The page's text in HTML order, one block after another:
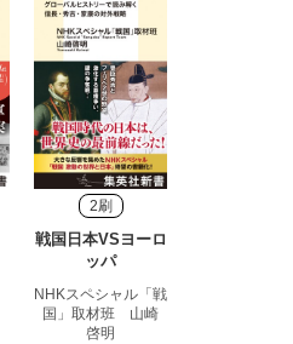
2刷
戦国日本VSヨーロ
ッパ
NHKスペシャル「戦
国」取材班 山崎
啓明